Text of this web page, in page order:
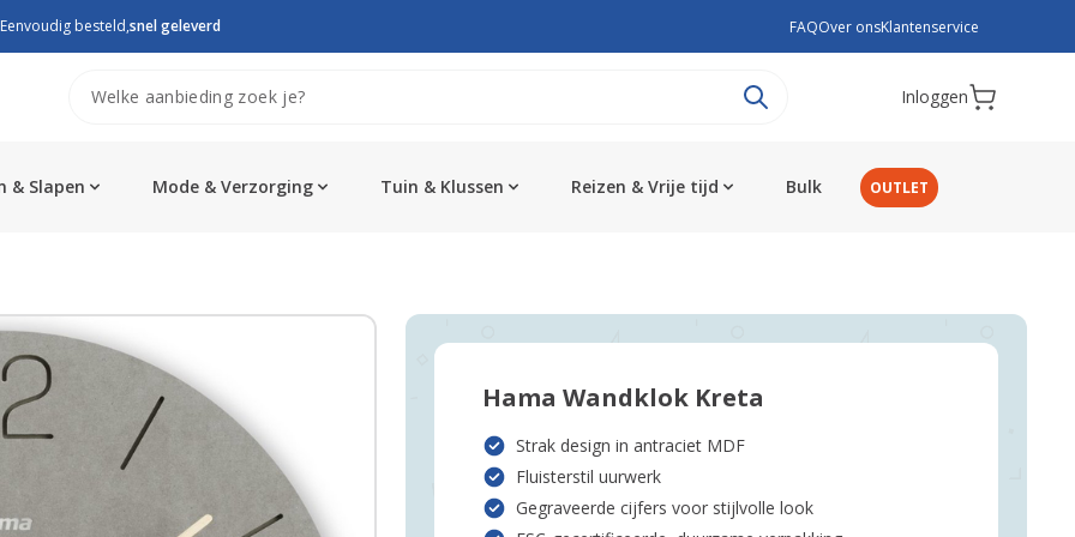
Eenvoudig besteld,snel geleverd FAQOver onsKlantenservice
Inloggen
& Slapen Mode & Verzorging Tuin & Klussen Reizen & Vrije tijd Bulk OUTLET
Hama Wandklok Kreta
Strak design in antraciet MDF
Fluisterstil uurwerk
Gegraveerde cijfers voor stijlvolle look